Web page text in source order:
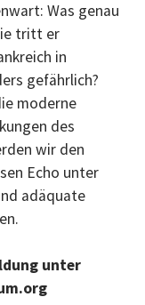
Was genau
tritt er
in
gefährlich?
moderne
des
wir den
Echo unter
adäquate
unter